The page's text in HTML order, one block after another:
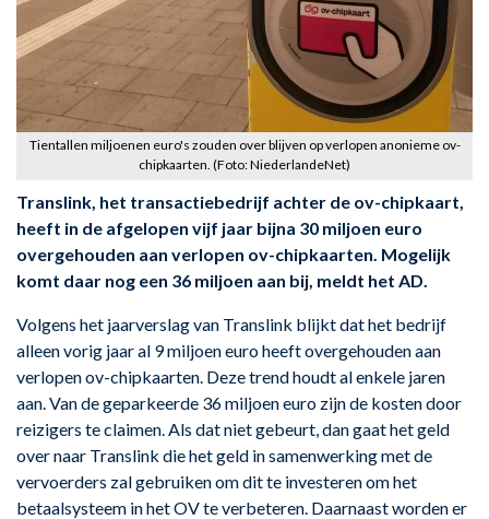
Tientallen miljoenen euro's zouden over blijven op verlopen anonieme ov-
chipkaarten. (Foto: NiederlandeNet)
Translink, het transactiebedrijf achter de ov-chipkaart,
heeft in de afgelopen vijf jaar bijna 30 miljoen euro
overgehouden aan verlopen ov-chipkaarten. Mogelijk
komt daar nog een 36 miljoen aan bij, meldt het AD.
Volgens het jaarverslag van Translink blijkt dat het bedrijf
alleen vorig jaar al 9 miljoen euro heeft overgehouden aan
verlopen ov-chipkaarten. Deze trend houdt al enkele jaren
aan. Van de geparkeerde 36 miljoen euro zijn de kosten door
reizigers te claimen. Als dat niet gebeurt, dan gaat het geld
over naar Translink die het geld in samenwerking met de
vervoerders zal gebruiken om dit te investeren om het
betaalsysteem in het OV te verbeteren. Daarnaast worden er